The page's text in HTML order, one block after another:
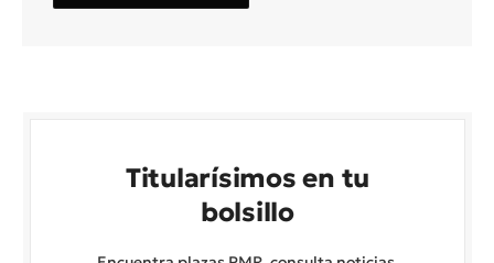
Titularísimos en tu
bolsillo